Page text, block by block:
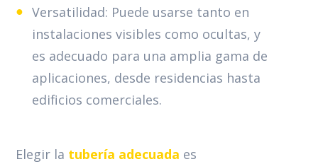
Versatilidad: Puede usarse tanto en
instalaciones visibles como ocultas, y
es adecuado para una amplia gama de
aplicaciones, desde residencias hasta
edificios comerciales.
Elegir la tubería adecuada es